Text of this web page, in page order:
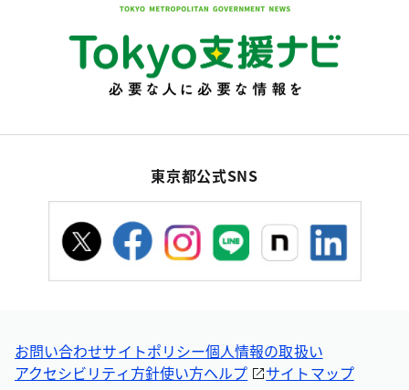
東京都公式SNS
お問い合わせサイトポリシー個人情報の取扱い
アクセシビリティ方針使い方ヘルプ サイトマップ